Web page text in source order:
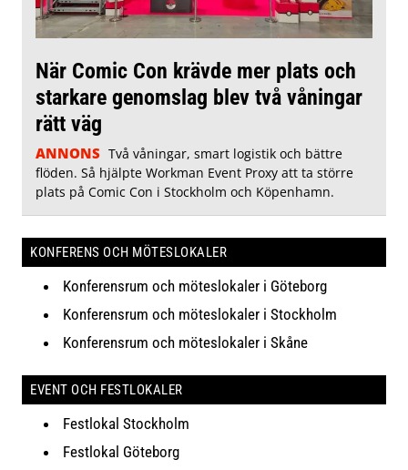
När Comic Con krävde mer plats och
starkare genomslag blev två våningar
rätt väg
ANNONS Två våningar, smart logistik och bättre
flöden. Så hjälpte Workman Event Proxy att ta större
plats på Comic Con i Stockholm och Köpenhamn.
KONFERENS OCH MÖTESLOKALER
Konferensrum och möteslokaler i Göteborg
Konferensrum och möteslokaler i Stockholm
Konferensrum och möteslokaler i Skåne
EVENT OCH FESTLOKALER
Festlokal Stockholm
Festlokal Göteborg